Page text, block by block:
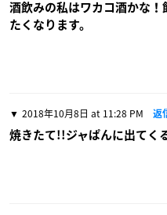
酒飲みの私はワカコ酒かな
たくなります。
2018年10月8日 at 11:28 PM 返
焼きたて!!ジャぱんに出てく